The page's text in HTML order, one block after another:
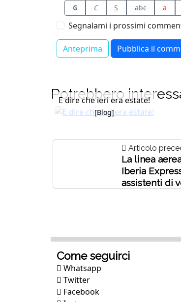
G C S abc a
Segnalami i prossimi
Potrebbero
E dire che ieri era estate!
[Blog]
Articolo
La linea
Iberia
assistenti di
Come seguirci
Whatsapp
Twitter
Facebook